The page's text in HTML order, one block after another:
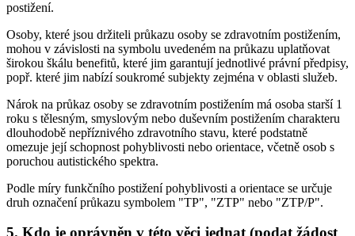
postižení.
Osoby, které jsou držiteli průkazu osoby se zdravotním postižením,
mohou v závislosti na symbolu uvedeném na průkazu uplatňovat
širokou škálu benefitů, které jim garantují jednotlivé právní předpisy,
popř. které jim nabízí soukromé subjekty zejména v oblasti služeb.
Nárok na průkaz osoby se zdravotním postižením má osoba starší 1
roku s tělesným, smyslovým nebo duševním postižením charakteru
dlouhodobě nepříznivého zdravotního stavu, které podstatně
omezuje její schopnost pohyblivosti nebo orientace, včetně osob s
poruchou autistického spektra.
Podle míry funkčního postižení pohyblivosti a orientace se určuje
druh označení průkazu symbolem "TP", "ZTP" nebo "ZTP/P".